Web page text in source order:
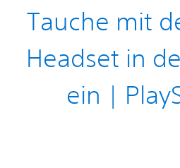
Tauche mit
Headset in
ein |